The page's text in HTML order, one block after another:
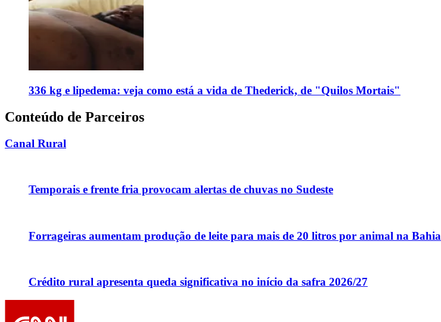
336 kg e lipedema: veja como está a vida de Thederick, de "Quilos Mortais"
Conteúdo de Parceiros
Canal Rural
Temporais e frente fria provocam alertas de chuvas no Sudeste
Forrageiras aumentam produção de leite para mais de 20 litros por animal na Bahia
Crédito rural apresenta queda significativa no início da safra 2026/27